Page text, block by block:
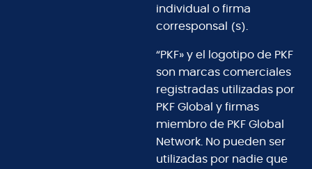
individual o firma
corresponsal (s).
“PKF» y el logotipo de PKF
son marcas comerciales
registradas utilizadas por
PKF Global y firmas
miembro de PKF Global
Network. No pueden ser
utilizadas por nadie que